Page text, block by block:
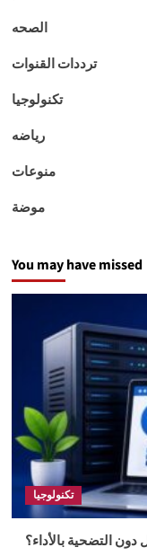
الصحه
ترددات القنوات
تكنولوجيا
رياضه
منوعات
موضة
You may have missed
تكنولوجيا
التضحية بالأداء؟